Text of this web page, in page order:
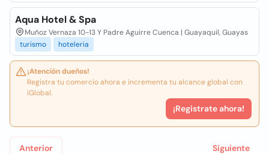
Aqua Hotel & Spa
Muñoz Vernaza 10-13 Y Padre Aguirre Cuenca | Guayaquil, Guayas
turismo
hoteleria
¡Atención dueños!
Registra tu comercio ahora e incrementa tu alcance global con
iGlobal.
¡Registrate ahora!
Anterior Siguiente